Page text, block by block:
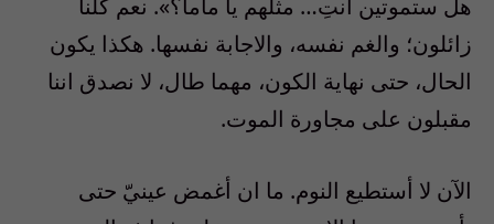
زائلون؛ والغم نفسه، والاجابة نفسها. هكذا يكون
الحال، حتى نهاية الكون، مهما طال، لا نصدق اننا
مقبلون على مجاورة الموت.
الآن لا أستطيع النوم. ما ان أغمض عينيّ حتى